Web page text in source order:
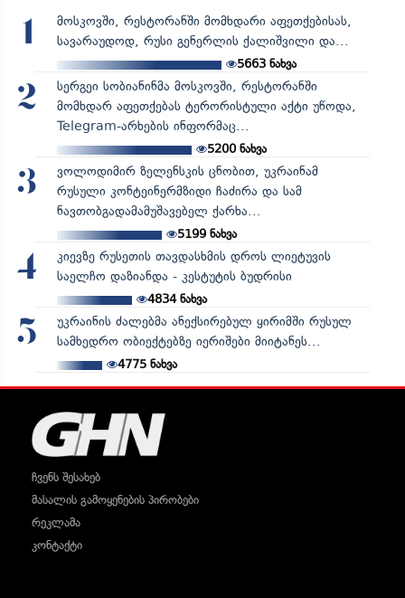
1
მოსკოვში, რესტორანში მომხდარი აფეთქებისას,
სავარაუდოდ, რუსი გენერლის ქალიშვილი და...
5663 ნახვა
2
სერგეი სობიანინმა მოსკოვში, რესტორანში
მომხდარ აფეთქებას ტერორისტული აქტი უწოდა,
Telegram-არხების ინფორმაც...
5200ნახვა
3
ვოლოდიმირ ზელენსკის ცნობით, უკრაინამ
რუსული კონტეინერმზიდი ჩაძირა და სამ
ნავთობგადამამუშავებელ ქარხა...
5199ნახვა
4
კიევზე რუსეთის თავდასხმის დროს ლიეტუვის
საელჩო დაზიანდა - კესტუტის ბუდრისი
4834ნახვა
5
უკრაინის ძალებმა ანექსირებულ ყირიმში რუსულ
სამხედრო ობიექტებზე იერიშები მიიტანეს...
4775ნახვა
ჩვენს შესახებ
მასალის გამოყენების პირობები
რეკლამა
კონტაქტი